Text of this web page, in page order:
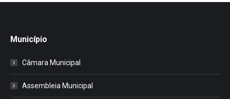
Município
Câmara Municipal
Assembleia Municipal